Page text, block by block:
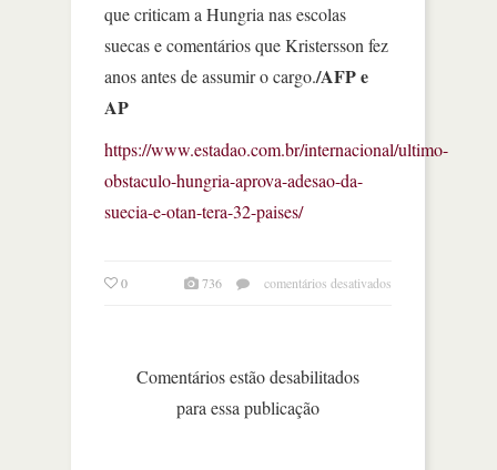
que criticam a Hungria nas escolas
suecas e comentários que Kristersson fez
anos antes de assumir o cargo./AFP e
AP
https://www.estadao.com.br/internacional/ultimo-
obstaculo-hungria-aprova-adesao-da-
suecia-e-otan-tera-32-paises/
0 736 comentários desativados
Comentários estão desabilitados
para essa publicação